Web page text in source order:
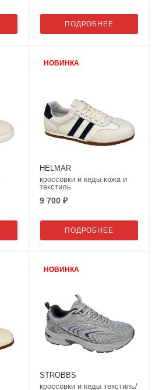
ПОДРОБНЕЕ
НОВИНКА
HELMAR
кроссовки и кеды кожа и
текстиль
9 700 ₽
ПОДРОБНЕЕ
НОВИНКА
STROBBS
кроссовки и кеды текстиль/